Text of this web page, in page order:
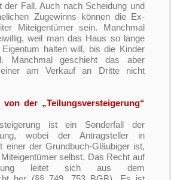
der Fall. Auch nach Scheidung und
Zugewinns können die Ex-
Miteigentümer sein. Manchmal
weil man das Haus so lange
halten will, bis die Kinder
Manchmal geschieht das aber
am Verkauf an Dritte nicht
der „Teilungsversteigerung“
ist ein Sonderfall der
wobei der Antragsteller in
einer der Grundbuch-Gläubiger ist,
selbst. Das Recht auf
leitet sich aus dem